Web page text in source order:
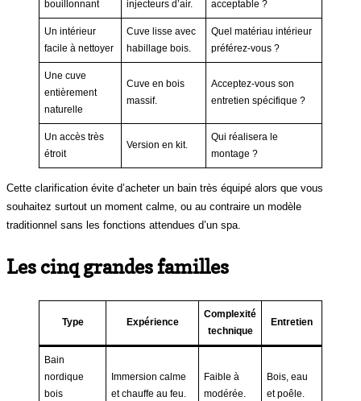
bouillonnant
injecteurs d’air.
acceptable ?
Un intérieur
facile à nettoyer
Cuve lisse avec
habillage bois.
Quel matériau intérieur
préférez-vous ?
Une cuve
entièrement
naturelle
Cuve en bois
massif.
Acceptez-vous son
entretien spécifique ?
Un accès très
étroit
Version en kit.
Qui réalisera le
montage ?
Cette clarification évite d’acheter un bain très équipé alors que vous
souhaitez surtout un moment calme, ou au contraire un modèle
traditionnel sans les fonctions attendues d’un spa.
Les cinq grandes familles
Type Expérience
Complexité
technique
Entretien
Bain
nordique
bois
Immersion calme
et chauffe au feu.
Faible à
modérée.
Bois, eau
et poêle.